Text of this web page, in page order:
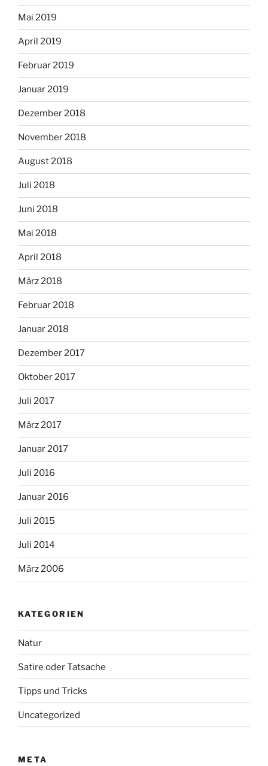
Mai 2019
April 2019
Februar 2019
Januar 2019
Dezember 2018
November 2018
August 2018
Juli 2018
Juni 2018
Mai 2018
April 2018
März 2018
Februar 2018
Januar 2018
Dezember 2017
Oktober 2017
Juli 2017
März 2017
Januar 2017
Juli 2016
Januar 2016
Juli 2015
Juli 2014
März 2006
KATEGORIEN
Natur
Satire oder Tatsache
Tipps und Tricks
Uncategorized
META